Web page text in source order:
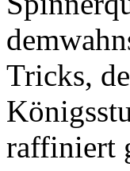
Tricks,
raffiniert